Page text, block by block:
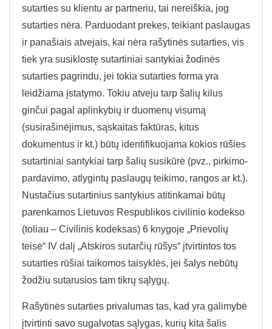
sutarties su klientu ar partneriu, tai nereiškia, jog
sutarties nėra. Parduodant prekes, teikiant paslaugas
ir panašiais atvejais, kai nėra rašytinės sutarties, vis
tiek yra susiklostę sutartiniai santykiai žodinės
sutarties pagrindu, jei tokia sutarties forma yra
leidžiama įstatymo. Tokiu atveju tarp šalių kilus
ginčui pagal aplinkybių ir duomenų visumą
(susirašinėjimus, sąskaitas faktūras, kitus
dokumentus ir kt.) būtų identifikuojama kokios rūšies
sutartiniai santykiai tarp šalių susikūrė (pvz., pirkimo-
pardavimo, atlygintų paslaugų teikimo, rangos ar kt.).
Nustačius sutartinius santykius atitinkamai būtų
parenkamos Lietuvos Respublikos civilinio kodekso
(toliau – Civilinis kodeksas) 6 knygoje „Prievolių
teisė“ IV dalį „Atskiros sutarčių rūšys“ įtvirtintos tos
sutarties rūšiai taikomos taisyklės, jei šalys nebūtų
žodžiu sutarusios tam tikrų sąlygų.
Rašytinės sutarties privalumas tas, kad yra galimybė
įtvirtinti savo sugalvotas sąlygas, kurių kita šalis